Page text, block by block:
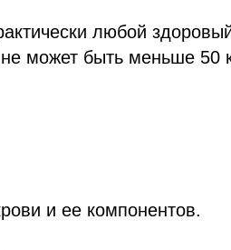
любой
может быть меньше 50
и ее компонентов.